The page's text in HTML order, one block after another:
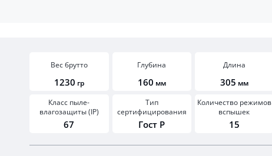
Вес брутто
1230 гр
Глубина
160 мм
Длина
305 мм
Класс пыле-
влагозащиты (IP)
67
Тип
сертифицирования
Гост Р
Количество режимов
вспышек
15